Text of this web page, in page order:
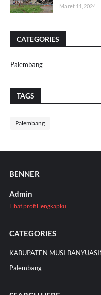
Maret 11, 2024
CATEGORIES
Palembang
TAGS
Palembang
BENNER
Admin
Lihat profil lengkapku
CATEGORIES
KABUPATEN MUSI
Palembang